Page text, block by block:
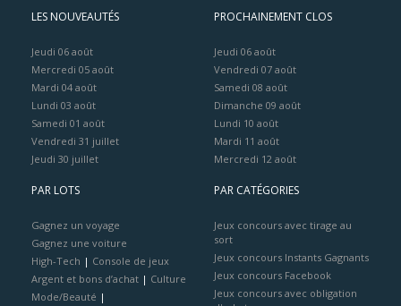
LES NOUVEAUTÉS
Jeudi 06 août
Mercredi 05 août
Mardi 04 août
Lundi 03 août
Samedi 01 août
Vendredi 31 juillet
Jeudi 30 juillet
PROCHAINEMENT CLOS
Jeudi 06 août
Vendredi 07 août
Samedi 08 août
Dimanche 09 août
Lundi 10 août
Mardi 11 août
Mercredi 12 août
PAR LOTS
Gagnez un voyage
Gagnez une voiture
High-Tech | Console de jeux
Argent et bons d’achat | Culture
Mode/Beauté |
PAR CATÉGORIES
Jeux concours avec tirage au
sort
Jeux concours Instants Gagnants
Jeux concours Facebook
Jeux concours avec obligation